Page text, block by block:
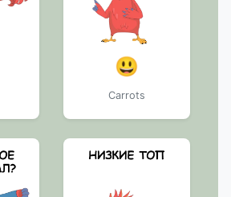
😃
Carrots